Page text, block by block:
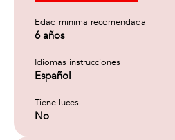
Edad minima recomendada
6 años
Idiomas instrucciones
Español
Tiene luces
No